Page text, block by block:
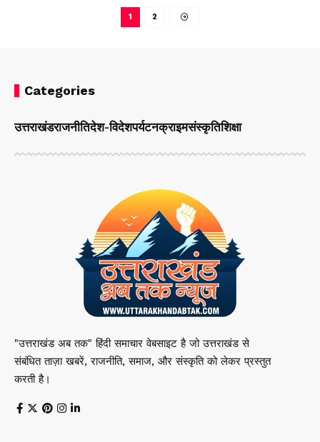
1 2
Categories
उत्तराखंडराजनीतिदेश-विदेशपर्यटनक्राइमसंस्कृतिशिक्षा
"उत्तराखंड अब तक" हिंदी समाचार वेबसाइट है जो उत्तराखंड से
संबंधित ताज़ा खबरें, राजनीति, समाज, और संस्कृति को लेकर प्रस्तुत
करती है।